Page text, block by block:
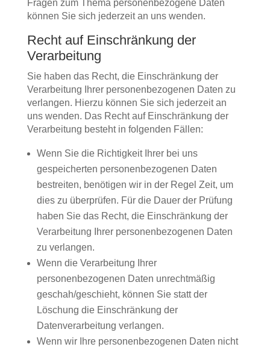
Fragen zum Thema personenbezogene Daten
können Sie sich jederzeit an uns wenden.
Recht auf Einschränkung der
Verarbeitung
Sie haben das Recht, die Einschränkung der
Verarbeitung Ihrer personenbezogenen Daten zu
verlangen. Hierzu können Sie sich jederzeit an
uns wenden. Das Recht auf Einschränkung der
Verarbeitung besteht in folgenden Fällen:
Wenn Sie die Richtigkeit Ihrer bei uns
gespeicherten personenbezogenen Daten
bestreiten, benötigen wir in der Regel Zeit, um
dies zu überprüfen. Für die Dauer der Prüfung
haben Sie das Recht, die Einschränkung der
Verarbeitung Ihrer personenbezogenen Daten
zu verlangen.
Wenn die Verarbeitung Ihrer
personenbezogenen Daten unrechtmäßig
geschah/geschieht, können Sie statt der
Löschung die Einschränkung der
Datenverarbeitung verlangen.
Wenn wir Ihre personenbezogenen Daten nicht